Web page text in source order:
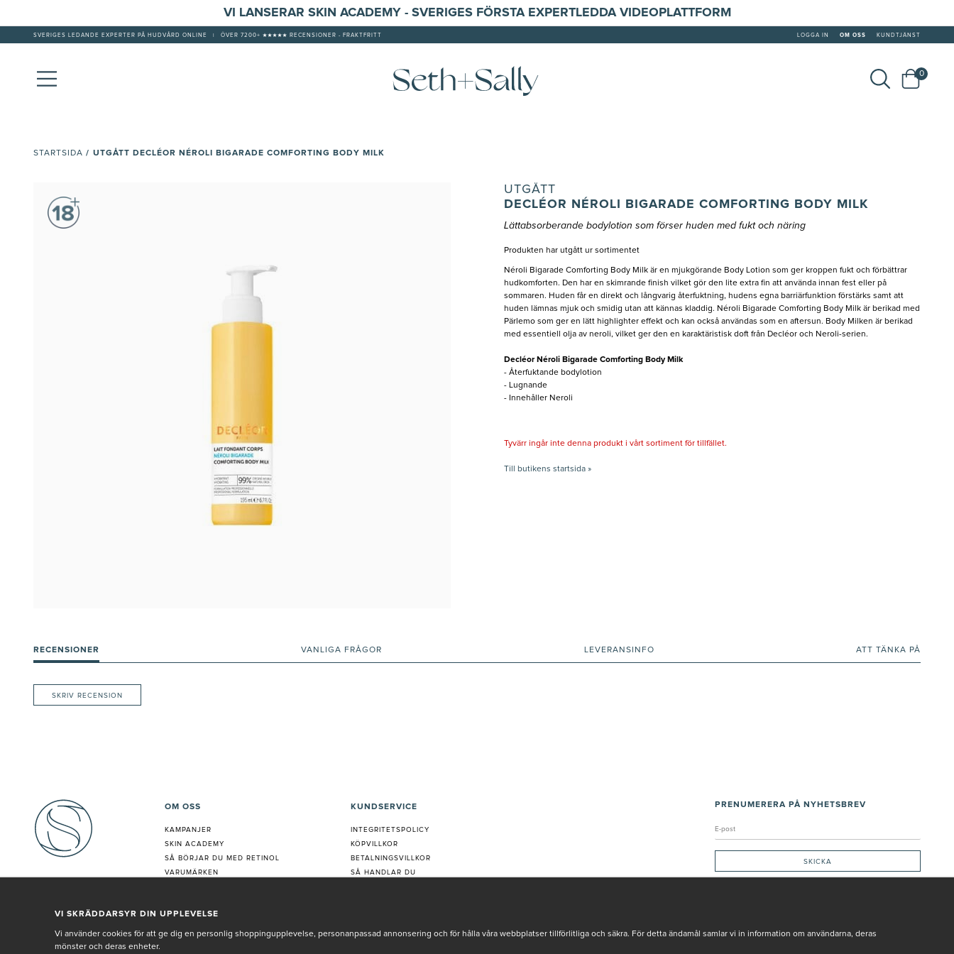
VI LANSERAR SKIN ACADEMY - SVERIGES FÖRSTA EXPERTLEDDA VIDEOPLATTFORM
SVERIGES LEDANDE EXPERTER PÅ HUDVÅRD ONLINE ÖVER 7200+ ★★★★★ RECENSIONER - FRAKTFRITT LOGGA IN OM OSS KUNDTJÄNST
0
STARTSIDA / UTGÅTT DECLÉOR NÉROLI BIGARADE COMFORTING BODY MILK
UTGÅTT
DECLÉOR NÉROLI BIGARADE COMFORTING BODY MILK
Lättabsorberande bodylotion som förser huden med fukt och näring
Produkten har utgått ur sortimentet
Néroli Bigarade Comforting Body Milk är en mjukgörande Body Lotion som ger kroppen fukt och förbättrar
hudkomforten. Den har en skimrande finish vilket gör den lite extra fin att använda innan fest eller på
sommaren. Huden får en direkt och långvarig återfuktning, hudens egna barriärfunktion förstärks samt att
huden lämnas mjuk och smidig utan att kännas kladdig. Néroli Bigarade Comforting Body Milk är berikad med
Pärlemo som ger en lätt highlighter effekt och kan också användas som en aftersun. Body Milken är berikad
med essentiell olja av neroli, vilket ger den en karaktäristisk doft från Decléor och Neroli-serien.
Decléor Néroli Bigarade Comforting Body Milk
- Återfuktande bodylotion
- Lugnande
- Innehåller Neroli
Tyvärr ingår inte denna produkt i vårt sortiment för tillfället.
Till butikens startsida »
RECENSIONER VANLIGA FRÅGOR LEVERANSINFO ATT TÄNKA PÅ
SKRIV RECENSION
OM OSS
KAMPANJER
SKIN ACADEMY
SÅ BÖRJAR DU MED RETINOL
VARUMÄRKEN
VÅR PERSONAL
KUNDSERVICE
INTEGRITETSPOLICY
KÖPVILLKOR
BETALNINGSVILLKOR
SÅ HANDLAR DU
REKLAMATION
PRENUMERERA PÅ NYHETSBREV
VI SKRÄDDARSYR DIN UPPLEVELSE
Vi använder cookies för att ge dig en personlig shoppingupplevelse, personanpassad annonsering och för hålla våra webbplatser tillförlitliga och säkra. För detta ändamål samlar vi in information om användarna, deras
mönster och deras enheter.